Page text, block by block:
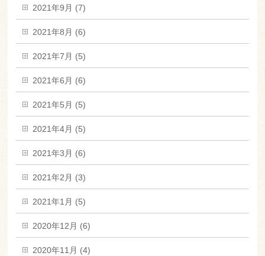
2021年9月 (7)
2021年8月 (6)
2021年7月 (5)
2021年6月 (6)
2021年5月 (5)
2021年4月 (5)
2021年3月 (6)
2021年2月 (3)
2021年1月 (5)
2020年12月 (6)
2020年11月 (4)